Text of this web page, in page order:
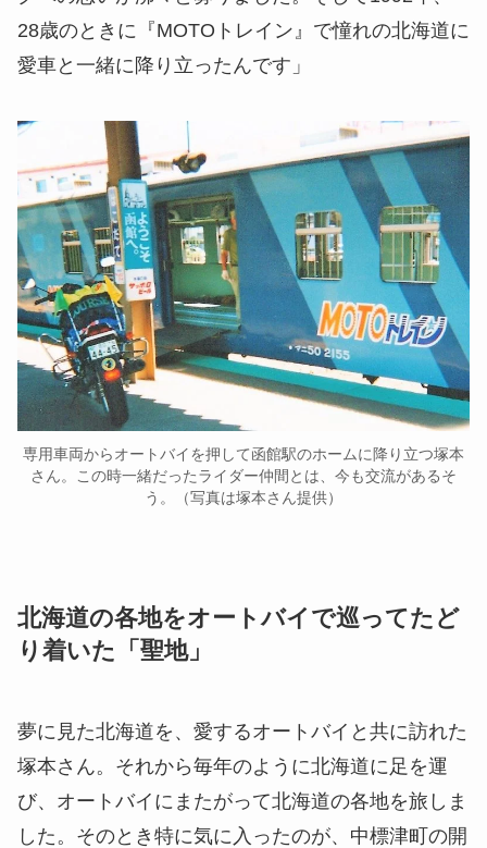
28歳のときに『MOTOトレイン』で憧れの北海道に
愛車と一緒に降り立ったんです」
専用車両からオートバイを押して函館駅のホームに降り立つ塚本
さん。この時一緒だったライダー仲間とは、今も交流があるそ
う。（写真は塚本さん提供）
北海道の各地をオートバイで巡ってたど
り着いた「聖地」
夢に見た北海道を、愛するオートバイと共に訪れた
塚本さん。それから毎年のように北海道に足を運
び、オートバイにまたがって北海道の各地を旅しま
した。そのとき特に気に入ったのが、中標津町の開